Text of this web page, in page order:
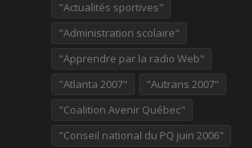
"Actualités sportives"
"Administration scolaire"
"Apprendre par la radio Web"
"Atlanta 2007"
"Autrans 2007"
"Coalition Avenir Québec"
"Conseil national du PQ juin 2006"